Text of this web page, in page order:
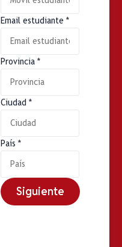
Email estudiante *
Provincia *
Ciudad *
País *
Siguiente